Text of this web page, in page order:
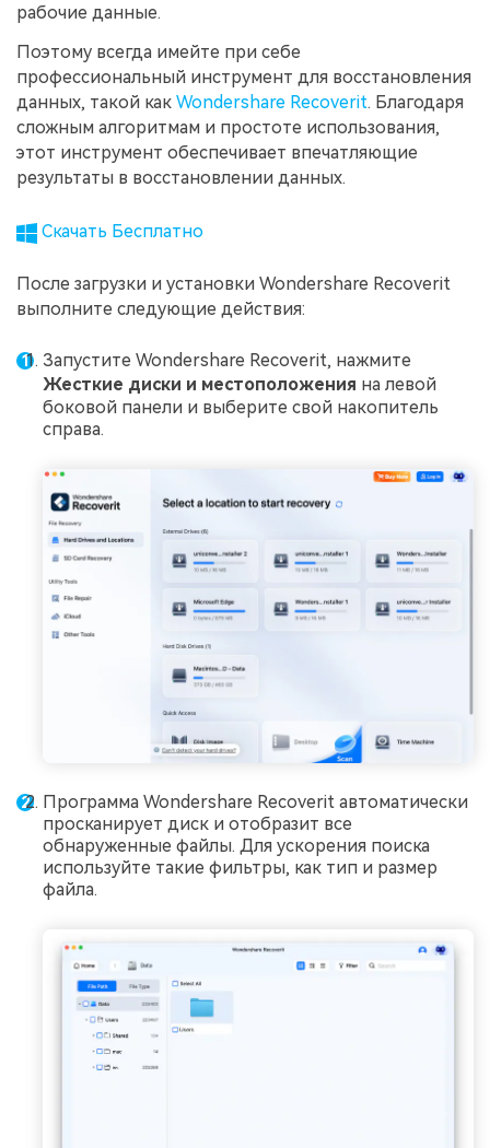
рабочие данные.
Поэтому всегда имейте при себе
профессиональный инструмент для восстановления
данных, такой как Wondershare Recoverit. Благодаря
сложным алгоритмам и простоте использования,
этот инструмент обеспечивает впечатляющие
результаты в восстановлении данных.
Скачать Бесплатно
После загрузки и установки Wondershare Recoverit
выполните следующие действия:
Запустите Wondershare Recoverit, нажмите
Жесткие диски и местоположения на левой
боковой панели и выберите свой накопитель
справа.
Программа Wondershare Recoverit автоматически
просканирует диск и отобразит все
обнаруженные файлы. Для ускорения поиска
используйте такие фильтры, как тип и размер
файла.